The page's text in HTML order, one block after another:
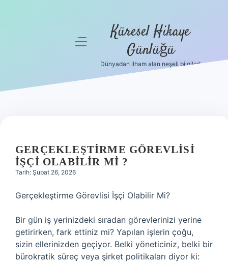
Hakkımızda
menüyü
Küresel Hikaye
Günlüğü
Dünyadan ilham alan neşeli bilgiler!
GERÇEKLEŞTIRME GÖREVLISI
IŞÇI OLABILIR MI ?
Tarih: Şubat 26, 2026
Gerçekleştirme Görevlisi İşçi Olabilir Mi?
Bir gün iş yerinizdeki sıradan görevlerinizi yerine
getirirken, fark ettiniz mi? Yapılan işlerin çoğu,
sizin ellerinizden geçiyor. Belki yöneticiniz, belki bir
bürokratik süreç veya şirket politikaları diyor ki: